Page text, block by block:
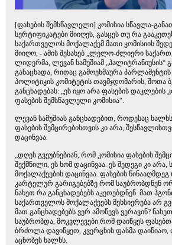
[ფასების შემსწავლელი] კომისია სწავლა-
სერტიფიკატები მიიღეს, გასცეს თუ რა
საქართველოს მოქალაქემ მათი კომისიის
მიიღო, - ამის შესახებ „ლელო-ძლიერი
ლიდერმა, ლევან სამუშიამ „პალიტრანიუსის“
განაცხადა, რითაც გამოეხმაურა
პოლიტიკის კომიტეტის თავმჯდომარის, შოთა
განცხადებას: „ეს იყო არა ფასების დაკლების
ფასების შემსწავლელი კომისია“.
ლევან სამუშიას განცხადებით, როდესაც
ფასების შემცირებისთვის კი არა,
დაცინვაა.
„დღეს გვეუბნებიან, რომ კომისია ფასების
შექმნილი, ეს ხომ დაცინვაა. ეს შედეგი კი
მოქალაქეების დაცინვაა. ფასების
კარტელურ გარიგებებზე რომ საუბრობდნენ
ნახეთ რა განცხადებებს აკეთებდნენ. მათ
საქართველოს მოქალაქეებს მეხსიერება არ
მათ განცხადებებს ვერ ამოწევს ვერავინ?
საუბრობდა, მოკვლევები რომ დაიწყეს
ბრძოლა დავიწყეთ, კვერცხის ფასმა დაიწიაო,
აცნობეს ხალხს.